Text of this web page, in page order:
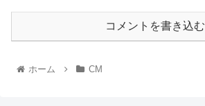
コメントを書き込む
ホーム CM